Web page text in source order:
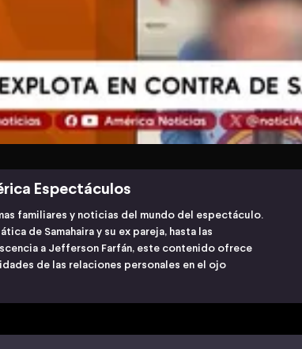
Espectáculos
familiares y noticias del mundo del espectáculo.
de Samahaira y su ex pareja, hasta las
a Jefferson Farfán, este contenido ofrece
de las relaciones personales en el ojo